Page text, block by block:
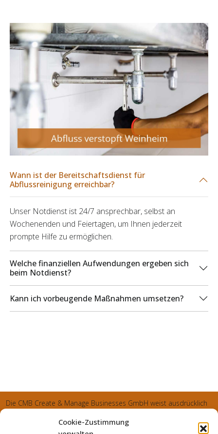
Cookie-Zustimmung
Wann ist der Bereitschaftsdienst für
Abflussreinigung erreichbar?
Unser Notdienst ist 24/7 ansprechbar, selbst an
Wochenenden und Feiertagen, um Ihnen jederzeit
prompte Hilfe zu ermöglichen.
Welche finanziellen Aufwendungen ergeben sich
beim Notdienst?
Kann ich vorbeugende Maßnahmen umsetzen?
Die CMB Create & Manage Businesses GmbH weist ausdrücklich
und sämtliche generierte Aufträge an die SecuPart GmbH